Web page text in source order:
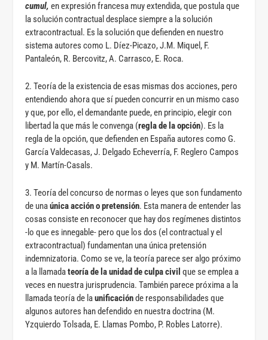
cumul, en expresión francesa muy extendida, que postula que
la solución contractual desplace siempre a la solución
extracontractual. Es la solución que defienden en nuestro
sistema autores como L. Díez-Picazo, J.M. Miquel, F.
Pantaleón, R. Bercovitz, A. Carrasco, E. Roca.
2. Teoría de la existencia de esas mismas dos acciones, pero
entendiendo ahora que sí pueden concurrir en un mismo caso
y que, por ello, el demandante puede, en principio, elegir con
libertad la que más le convenga (regla de la opción). Es la
regla de la opción, que defienden en España autores como G.
García Valdecasas, J. Delgado Echeverría, F. Reglero Campos
y M. Martín-Casals.
3. Teoría del concurso de normas o leyes que son fundamento
de unaúnica acción o pretensión. Esta manera de entender las
cosas consiste en reconocer que hay dos regímenes distintos
-lo que es innegable- pero que los dos (el contractual y el
extracontractual) fundamentan una única pretensión
indemnizatoria. Como se ve, la teoría parece ser algo próximo
a la llamadateoría de la unidad de culpa civil que se emplea a
veces en nuestra jurisprudencia. También parece próxima a la
llamada teoría de launificaciónde responsabilidades que
algunos autores han defendido en nuestra doctrina (M.
Yzquierdo Tolsada, E. Llamas Pombo, P. Robles Latorre).